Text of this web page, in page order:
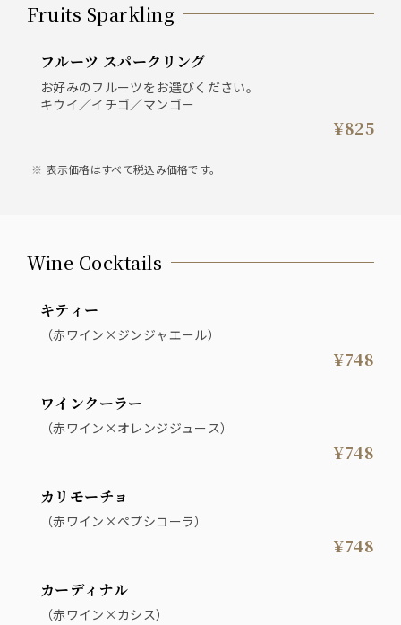
Fruits Sparkling
フルーツ スパークリング
お好みのフルーツをお選びください。
キウイ／イチゴ／マンゴー
¥825
表示価格はすべて税込み価格です。
Wine Cocktails
キティー
（赤ワイン×ジンジャエール）
¥748
ワインクーラー
（赤ワイン×オレンジジュース）
¥748
カリモーチョ
（赤ワイン×ペプシコーラ）
¥748
カーディナル
（赤ワイン×カシス）